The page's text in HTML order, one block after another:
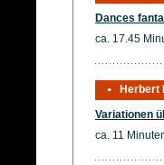
Dances
ca. 17.45
Herbert
Variationen
ca. 11